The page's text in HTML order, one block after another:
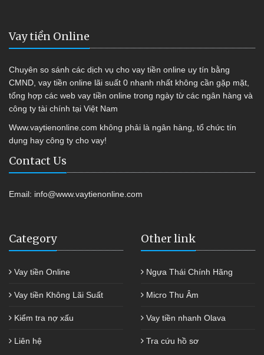
Vay tiền Online
Chuyên so sánh các dịch vụ cho vay tiền online uy tín bằng
CMND, vay tiền online lãi suất 0 nhanh nhất không cần gặp mặt,
tổng hợp các web vay tiền online trong ngày từ các ngân hàng và
công ty tài chính tại Việt Nam
Www.vaytienonline.com không phải là ngân hàng, tổ chức tín
dụng hay công ty cho vay!
Contact Us
Email: info@www.vaytienonline.com
Category
Vay tiền Online
Vay tiền Không Lãi Suất
Kiểm tra nợ xấu
Liên hệ
Other link
Ngựa Thái Chính Hãng
Micro Thu Âm
Vay tiền nhanh Olava
Tra cứu hồ sơ